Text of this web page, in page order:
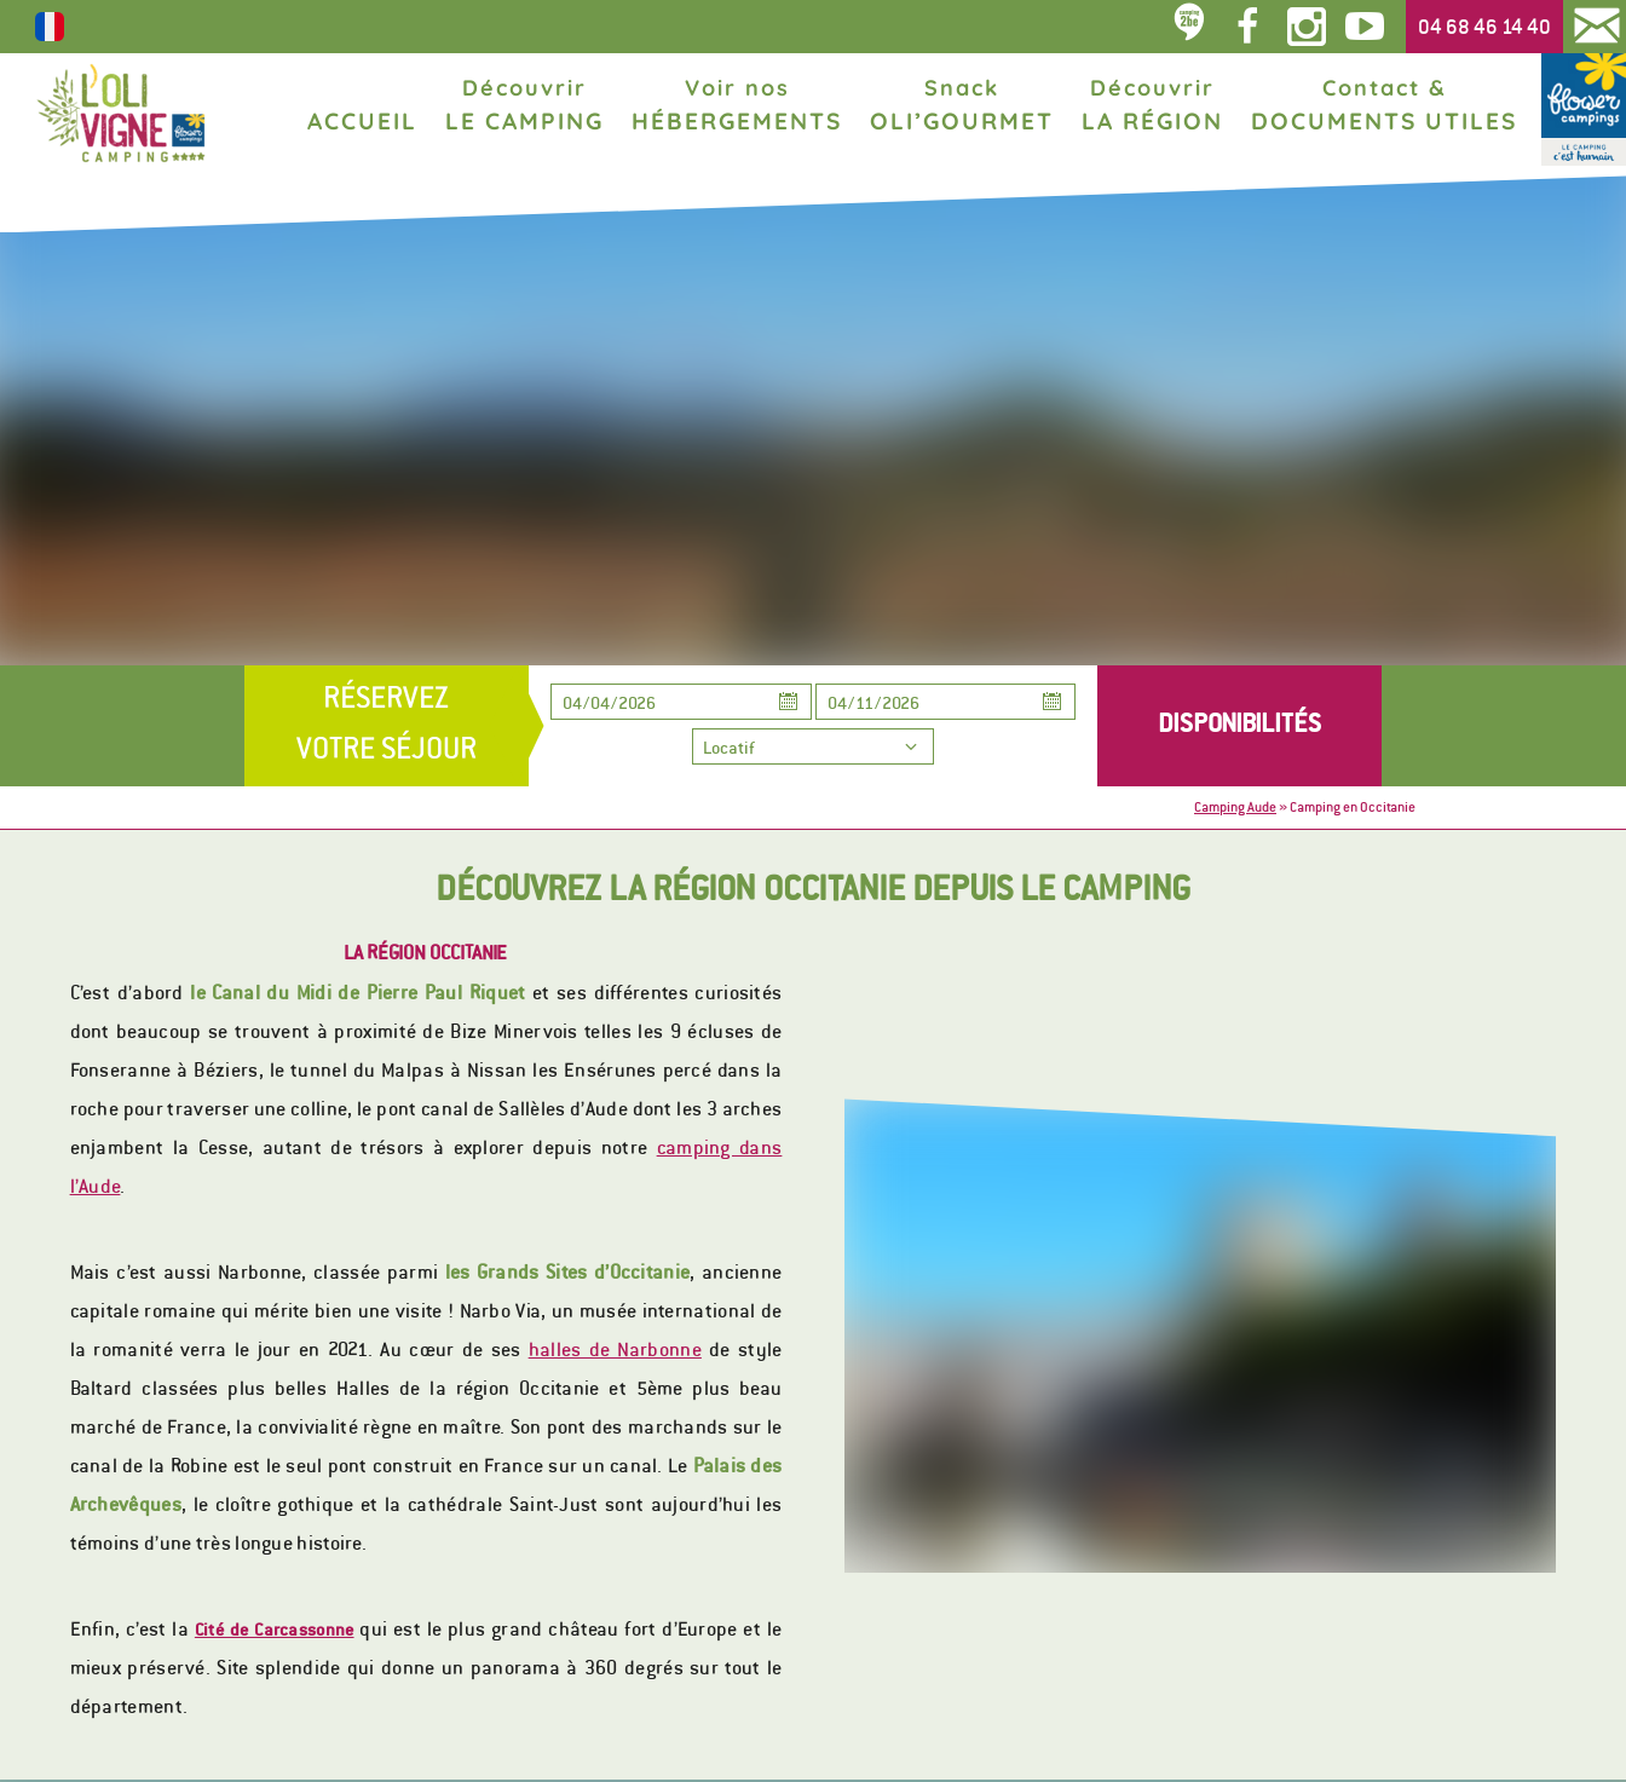
04 68 46 14 40
ACCUEIL
Découvrir
LE CAMPING
Voir nos
HÉBERGEMENTS
Snack
OLI’GOURMET
Découvrir
LA RÉGION
Contact &
DOCUMENTS UTILES
RÉSERVEZ
VOTRE SÉJOUR
Camping Aude»Camping en Occitanie
DÉCOUVREZ LA RÉGION OCCITANIE DEPUIS LE CAMPING
LA RÉGION OCCITANIE
C’est d’abord le Canal du Midi de Pierre Paul Riquet et ses différentes curiosités
dont beaucoup se trouvent à proximité de Bize Minervois telles les 9 écluses de
Fonseranne à Béziers, le tunnel du Malpas à Nissan les Ensérunes percé dans la
roche pour traverser une colline, le pont canal de Sallèles d’Aude dont les 3 arches
enjambent la Cesse, autant de trésors à explorer depuis notre camping dans
l’Aude.
Mais c’est aussi Narbonne, classée parmi les Grands Sites d’Occitanie, ancienne
capitale romaine qui mérite bien une visite ! Narbo Via, un musée international de
la romanité verra le jour en 2021. Au cœur de ses halles de Narbonnede style
Baltard classées plus belles Halles de la région Occitanie et 5ème plus beau
marché de France, la convivialité règne en maître. Son pont des marchands sur le
canal de la Robine est le seul pont construit en France sur un canal. Le Palais des
Archevêques, le cloître gothique et la cathédrale Saint-Just sont aujourd’hui les
témoins d’une très longue histoire.
Enfin, c’est la Cité de Carcassonnequi est le plus grand château fort d’Europe et le
mieux préservé. Site splendide qui donne un panorama à 360 degrés sur tout le
département.